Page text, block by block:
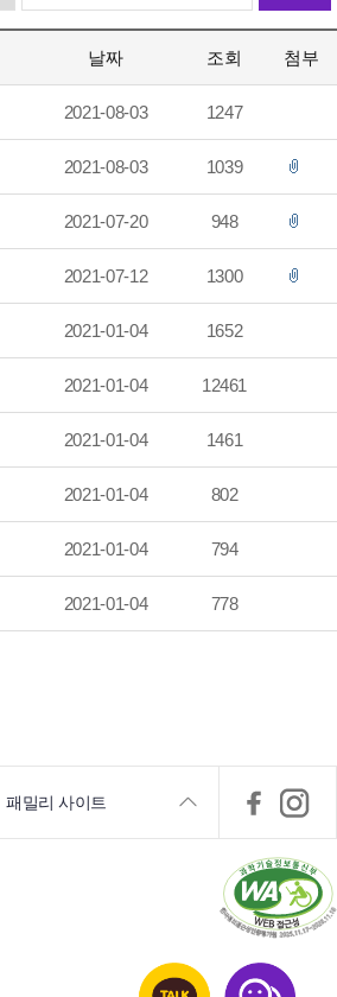
날짜 조회 첨부
2021-08-03 1247
2021-08-03 1039
2021-07-20 948
2021-07-12 1300
2021-01-04 1652
2021-01-04 12461
2021-01-04 1461
2021-01-04 802
2021-01-04 794
2021-01-04 778
패밀리 사이트